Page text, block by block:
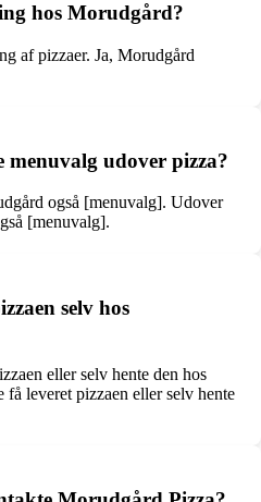
hos Morudgård?
af pizzaer. Ja, Morudgård
udover pizza?
også [menuvalg]. Udover
[menuvalg].
selv hos
eller selv hente den hos
få leveret pizzaen eller selv hente